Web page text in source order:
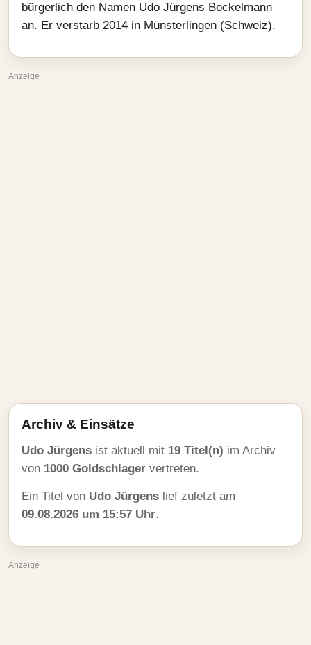
bürgerlich den Namen Udo Jürgens Bockelmann
an. Er verstarb 2014 in Münsterlingen (Schweiz).
Anzeige
Archiv & Einsätze
Udo Jürgens ist aktuell mit 19 Titel(n) im Archiv
von 1000 Goldschlager vertreten.
Ein Titel von Udo Jürgens lief zuletzt am
09.08.2026 um 15:57 Uhr.
Anzeige